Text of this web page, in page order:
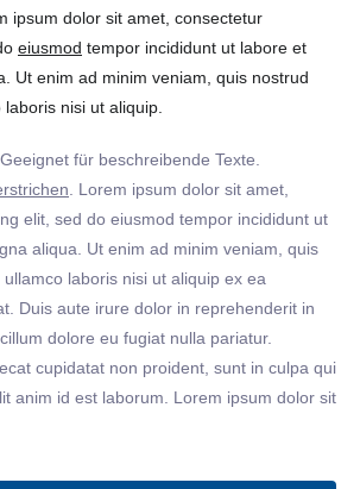
ipsum dolor sit amet, consectetur
eiusmod tempor incididunt ut labore et
Ut enim ad minim veniam, quis nostrud
nisi ut aliquip.
für beschreibende Texte.
. Lorem ipsum dolor sit amet,
elit, sed do eiusmod tempor incididunt ut
aliqua. Ut enim ad minim veniam, quis
laboris nisi ut aliquip ex ea
Duis aute irure dolor in reprehenderit in
dolore eu fugiat nulla pariatur.
cupidatat non proident, sunt in culpa qui
anim id est laborum. Lorem ipsum dolor sit